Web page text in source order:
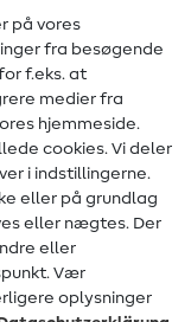
på vores
fra besøgende
f.eks. at
medier fra
hjemmeside.
cookies. Vi deler
i indstillingerne.
eller på grundlag
eller nægtes. Der
eller
Vær
oplysninger